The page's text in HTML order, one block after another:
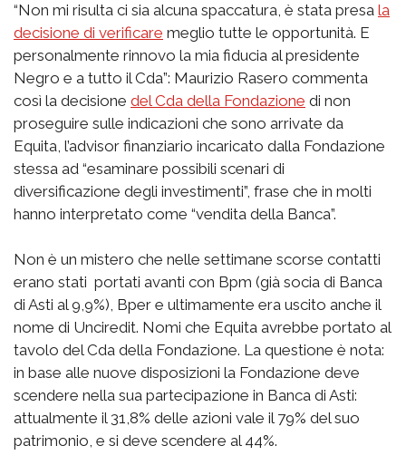
“Non mi risulta ci sia alcuna spaccatura, è stata presa la
decisione di verificare meglio tutte le opportunità. E
personalmente rinnovo la mia fiducia al presidente
Negro e a tutto il Cda”: Maurizio Rasero commenta
così la decisione del Cda della Fondazione di non
proseguire sulle indicazioni che sono arrivate da
Equita, l’advisor finanziario incaricato dalla Fondazione
stessa ad “esaminare possibili scenari di
diversificazione degli investimenti”, frase che in molti
hanno interpretato come “vendita della Banca”.
Non è un mistero che nelle settimane scorse contatti
erano stati portati avanti con Bpm (già socia di Banca
di Asti al 9,9%), Bper e ultimamente era uscito anche il
nome di Unciredit. Nomi che Equita avrebbe portato al
tavolo del Cda della Fondazione. La questione è nota:
in base alle nuove disposizioni la Fondazione deve
scendere nella sua partecipazione in Banca di Asti:
attualmente il 31,8% delle azioni vale il 79% del suo
patrimonio, e si deve scendere al 44%.